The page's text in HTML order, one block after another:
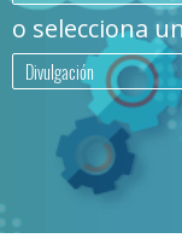
o selecciona
Divulgación